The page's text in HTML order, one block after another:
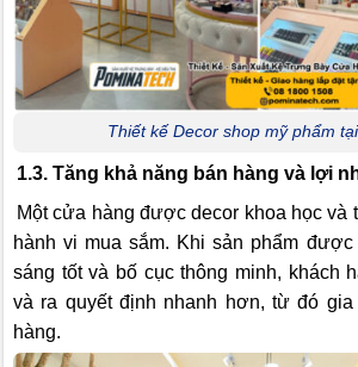
Thiết kế Decor shop mỹ phẩm
1.3. Tăng khả năng bán hàng và lợi
Một cửa hàng được decor khoa học và
hành vi mua sắm. Khi sản phẩm
sáng tốt và bố cục thông minh, khách
và ra quyết định nhanh hơn, từ đó gia
hàng.